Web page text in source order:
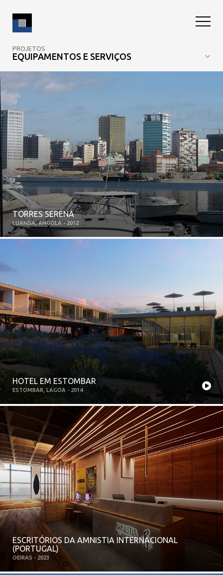
PROJETOS
EQUIPAMENTOS E SERVIÇOS
TORRES SERENA
LUANDA, ANGOLA - 2012
HOTEL EM ESTOMBAR
ESTOMBAR, LAGOA - 2014
ESCRITÓRIOS DA AMNISTIA INTERNACIONAL
(PORTUGAL)
OEIRAS - 2023